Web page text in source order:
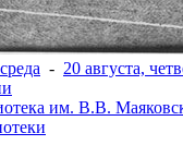
- 20 августа,
им. В.В.